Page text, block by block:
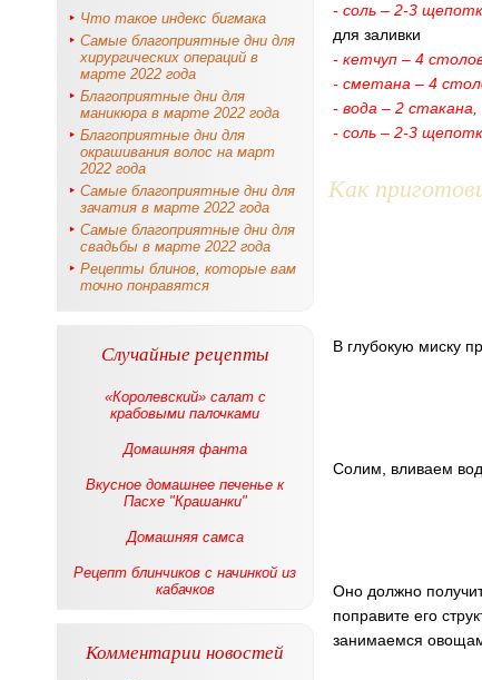
Что такое индекс бигмака
Самые благоприятные дни для
хирургических операций в
марте 2022 года
Благоприятные дни для
маникюра в марте 2022 года
Благоприятные дни для
окрашивания волос на март
2022 года
Самые благоприятные дни для
зачатия в марте 2022 года
Самые благоприятные дни для
свадьбы в марте 2022 года
Рецепты блинов, которые вам
точно понравятся
Случайные рецепты
«Королевский» салат с
крабовыми палочками
Домашняя фанта
Вкусное домашнее печенье к
Пасхе "Крашанки"
Домашняя самса
Рецепт блинчиков с начинкой из
кабачков
Комментарии новостей
- соль – 2-3
для заливки
- кетчуп – 4
- сметана – 4
- вода – 2 стакана,
- соль – 2-3
Как
В глубокую миску
Солим, вливаем
Оно должно
поправите его
занимаемся